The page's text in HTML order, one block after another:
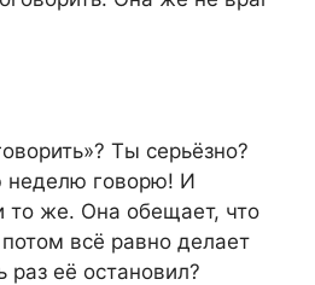
Ты серьёзно?
неделю говорю! И
то же. Она обещает, что
всё равно делает
раз её остановил?